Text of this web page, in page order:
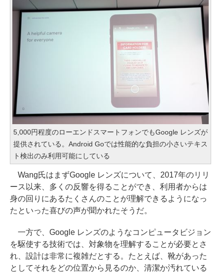
5,000円程度のローエンドスマートフォンでもGoogle レンズが
提供されている。Android Goでは性能的な負担の小さいテキス
ト検出のみ利用可能にしている
Wang氏はまずGoogle レンズについて、2017年のリリ
ース以来、多くの反響を得ることができ、利用者からは
身の回りにあるたくさんのことが理解できるようになっ
たといった喜びの声が聞かれたそうだ。
一方で、Google レンズのようなコンピュータビジョン
を駆使する技術では、対象物を理解することが必要とさ
れ、設計は非常に複雑だとする。たとえば、靴があった
としてそれをどの位置から見るのか、清潔か汚れている